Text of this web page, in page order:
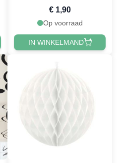
€ 1,90
Op voorraad
IN WINKELMAND